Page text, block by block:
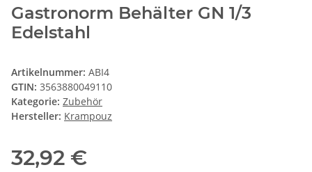
Gastronorm Behälter GN 1/3
Edelstahl
Artikelnummer: ABI4
GTIN: 3563880049110
Kategorie: Zubehör
Hersteller: Krampouz
32,92 €